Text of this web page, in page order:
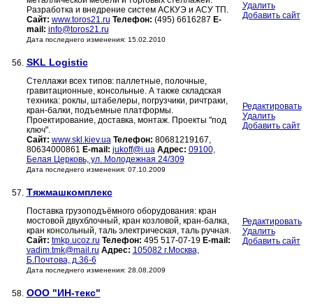
Разработка и внедрение систем АСКУЭ и АСУ ТП.
Сайт: www.toros21.ru Телефон: (495) 6616287 E-
mail: info@toros21.ru
Дата последнего изменения: 15.02.2010
Удалить
Добавить сайт
56. SKL Logistic
Стеллажи всех типов: паллетные, полочные,
гравитационные, консольные. А также складская
техника: роклы, штабелеры, погрузчики, ричтраки,
кран-балки, подъемные платформы.
Проектирование, доставка, монтаж. Проекты "под
ключ".
Сайт: www.skl.kiev.ua Телефон: 80681219167,
80634000861 E-mail: jukoff@i.ua Адрес: 09100,
Белая Церковь, ул. Молодежная 24/309
Дата последнего изменения: 07.10.2009
Редактировать
Удалить
Добавить сайт
57. Тяжмашкомплекс
Поставка грузоподъёмного оборудования: кран
мостовой двухблочный, кран козловой, кран-балка,
кран консольный, таль электрическая, таль ручная.
Сайт: tmkp.ucoz.ru Телефон: 495 517-07-19 E-mail:
vadim.tmk@mail.ru Адрес: 105082 г.Москва,
Б.Почтова, д.36-6
Дата последнего изменения: 28.08.2009
Редактировать
Удалить
Добавить сайт
58. ООО "ИН-текс"